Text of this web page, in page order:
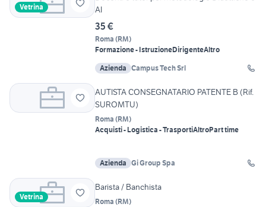
Vetrina
AI
35 €
Roma (RM)
Formazione - IstruzioneDirigenteAltro
Azienda Campus Tech Srl
AUTISTA CONSEGNATARIO PATENTE B (Rif.
SUROMTU)
Roma (RM)
Acquisti - Logistica - TrasportiAltroPart time
Azienda Gi Group Spa
Vetrina
Barista / Banchista
Roma (RM)